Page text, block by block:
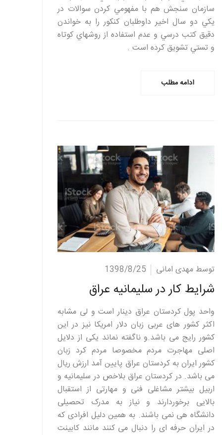
سازمان سنجش هم با مفهومي كردن سوالات در
يكي دو سال اخير داوطلبان كنكور را به خواندن
دقيق كتب درسي و عدم استفاده از روشهاي كوتاه
و تستي تشويق كرده است .
ادامه مطلب
ادامه مطلب توسط مهدی امانی 1398/8/25
شرایط کار در سلیمانیه عراق
واحد پول کردستان عراق دینار است و لی مشابه
اکثر کشور های عربی زبان دلار امریکا نیز در این
کشور رایج می باشد.و ناگفته نماند یکی از دلایل
اصلی مهاجرت مردم مخصوصا مردم کرد زبان
کشور ایران به کردستان عراق پایین آمد ارزش ریال
می باشد. در کردستان عراق بلاخص در سلیمانیه و
اربیل بیشتر مشاغلی فنی و مهارتی از استقبال
بالایی برخوردارند و نیاز به مدرک تحصیلی
دانشگاه هی نمی باشند. به همین دلیل افرادی که
در ایران حرفه ای را دنبال می کنند مانند کابینت